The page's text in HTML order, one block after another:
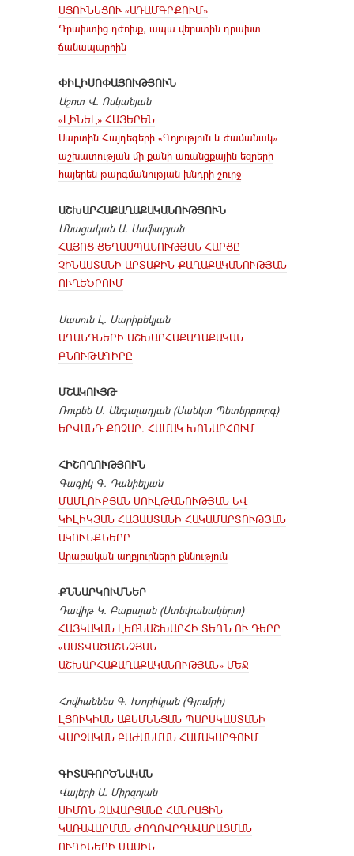
ՍՅՈՒՆԵՑՈՒ «ԱԴԱՄԳՐՔՈՒՄ»
Դրախտից դժոխք, ապա վերստին դրախտ
ճանապարհին
ՓԻԼԻՍՈՓԱՅՈՒԹՅՈՒՆ
Աշոտ Վ. Ոսկանյան
«ԼԻՆԵԼ» ՀԱՅԵՐԵՆ
Մարտին Հայդեգերի «Գոյություն և ժամանակ»
աշխատության մի քանի առանցքային եզրերի
հայերեն թարգմանության խնդրի շուրջ
ԱՇԽԱՐՀԱՔԱՂԱՔԱԿԱՆՈՒԹՅՈՒՆ
Մնացական Ա. Սաֆարյան
ՀԱՅՈՑ ՑԵՂԱՍՊԱՆՈՒԹՅԱՆ ՀԱՐՑԸ
ՉԻՆԱՍՏԱՆԻ ԱՐՏԱՔԻՆ ՔԱՂԱՔԱԿԱՆՈՒԹՅԱՆ
ՈՒՂԵԾՐՈՒՄ
Սասուն Լ. Սարիբեկյան
ԱՂԱՆԴՆԵՐԻ ԱՇԽԱՐՀԱՔԱՂԱՔԱԿԱՆ
ԲՆՈՒԹԱԳԻՐԸ
ՄՇԱԿՈՒՅԹ
Ռուբեն Ս. Անգալադյան (Սանկտ Պետերբուրգ)
ԵՐՎԱՆԴ ՔՈՉԱՐ. ՀԱՄԱԿ ԽՈՆԱՐՀՈՒՄ
ՀԻՇՈՂՈՒԹՅՈՒՆ
Գագիկ Գ. Դանիելյան
ՄԱՄԼՈՒՔՅԱՆ ՍՈՒԼԹԱՆՈՒԹՅԱՆ ԵՎ
ԿԻԼԻԿՅԱՆ ՀԱՅԱՍՏԱՆԻ ՀԱԿԱՄԱՐՏՈՒԹՅԱՆ
ԱԿՈՒՆՔՆԵՐԸ
Արաբական աղբյուրների քննություն
ՔՆՆԱՐԿՈՒՄՆԵՐ
Դավիթ Կ. Բաբայան (Ստեփանակերտ)
ՀԱՅԿԱԿԱՆ ԼԵՌՆԱՇԽԱՐՀԻ ՏԵՂՆ ՈՒ ԴԵՐԸ
«ԱՍՏՎԱԾԱՇՆՉՅԱՆ
ԱՇԽԱՐՀԱՔԱՂԱՔԱԿԱՆՈՒԹՅԱՆ» ՄԵՋ
Հովհաննես Գ. Խորիկյան (Գյումրի)
ԼՅՈՒԿԻԱՆ ԱՔԵՄԵՆՅԱՆ ՊԱՐՍԿԱՍՏԱՆԻ
ՎԱՐՉԱԿԱՆ ԲԱԺԱՆՄԱՆ ՀԱՄԱԿԱՐԳՈՒՄ
ԳԻՏԱԳՈՐԾՆԱԿԱՆ
Վալերի Ա. Միրզոյան
ՍԻՄՈՆ ԶԱՎԱՐՅԱՆԸ ՀԱՆՐԱՅԻՆ
ԿԱՌԱՎԱՐՄԱՆ ԺՈՂՈՎՐԴԱՎԱՐԱՑՄԱՆ
ՈՒՂԻՆԵՐԻ ՄԱՍԻՆ